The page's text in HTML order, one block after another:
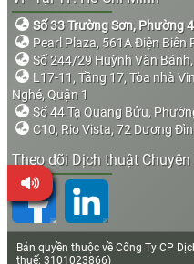
Số 33 Trường Sơn, Phường
Pearl Plaza, 561A Điện Biên
Số 244/29 Huỳnh Văn
L17-11, Tầng 17, Tòa nhà
Nghé, Quận 1
Số 44 Tạ Quang Bửu,
C10, Rio Vista, 72 Dương
Theo dõi Dịch thuật Chuyên
Bản quyền thuộc về Công Ty CP
thuế: 3101023866)